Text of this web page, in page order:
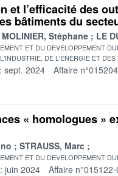
et l’efficacité des
bâtiments du
MOLINIER, Stéphane LE
ET DU DEVELOPPEMENT
DE L'ENERGIE ET
sept. 2024 Affaire
« homologues »
STRAUSS, Marc
ET DU DEVELOPPEMENT
juin 2024 Affaire n°015122-